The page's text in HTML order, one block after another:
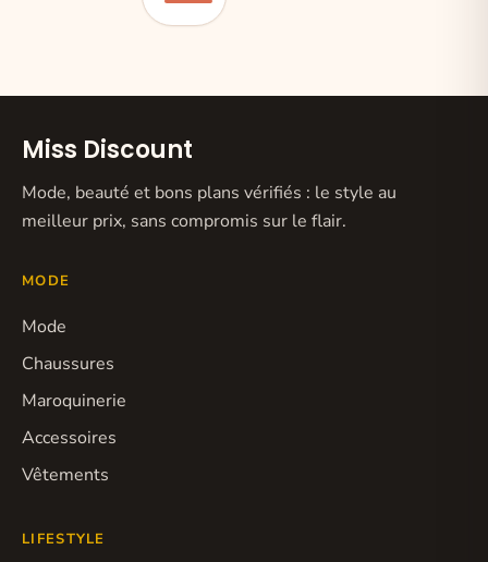
Miss Discount
Mode, beauté et bons plans vérifiés : le style au
meilleur prix, sans compromis sur le flair.
MODE
Mode
Chaussures
Maroquinerie
Accessoires
Vêtements
LIFESTYLE